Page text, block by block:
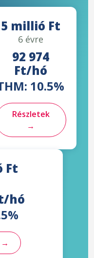
5 millió Ft
6 évre
92 974
Ft/hó
10.5%
Részletek
→
Ft
hó
→